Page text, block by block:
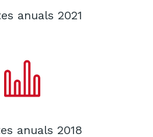
anuals 2021
anuals 2018